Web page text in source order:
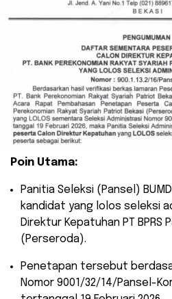
Poin Utama:
​Panitia Seleksi (Pansel)
kandidat yang lolos seleksi
Direktur Kepatuhan PT BPRS
(Perseroda).
​Penetapan tersebut
Nomor 9001/32/14/Pansel-